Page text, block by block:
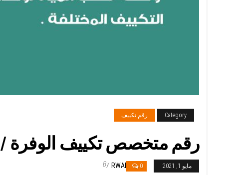
Category رقم تكييف
رقم متخصص تكييف الوفرة / 98025055 / رقم هاتف فني تكييف مركزي
مايو 1, 2021 0
By RWAN